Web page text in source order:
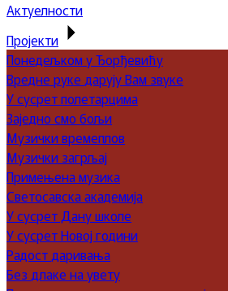
Актуелности
Пројекти
Понедељком у Ђорђевићу
Вредне руке дарују Вам звуке
У сусрет полетарцима
Заједно смо бољи
Музички времеплов
Музички загрљај
Примењена музика
Светосавска академија
У сусрет Дану школе
У сусрет Новој години
Радост даривања
Без длаке на увету